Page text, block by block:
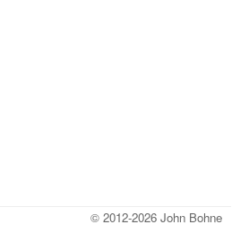
© 2012-2026 John Bohne